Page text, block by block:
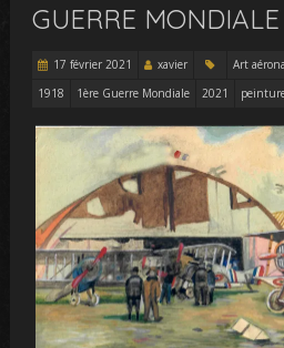
GUERRE MONDIALE
17 février 2021 xavier Art
1918
1ère Guerre Mondiale 2021